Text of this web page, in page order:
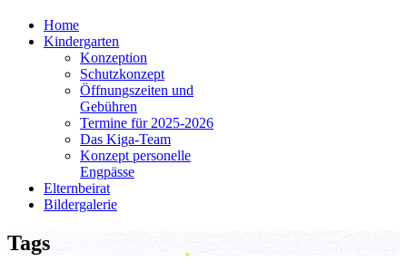
Home
Kindergarten
Konzeption
Schutzkonzept
Öffnungszeiten und
Gebühren
Termine für 2025-2026
Das Kiga-Team
Konzept personelle
Engpässe
Elternbeirat
Bildergalerie
Tags